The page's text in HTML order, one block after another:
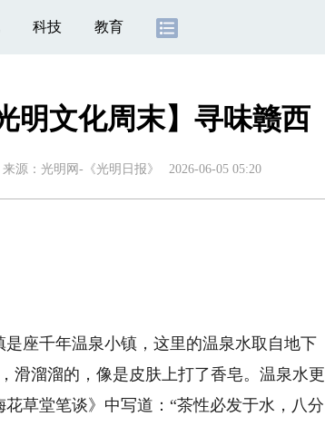
科技 教育
明文化周末】寻味赣西
来源： 光明网-《光明日报》 2026-06-05 05:20
座千年温泉小镇，这里的温泉水取自地下
滑溜溜的，像是皮肤上打了香皂。温泉水更
草堂笔谈》中写道：“茶性必发于水，八分